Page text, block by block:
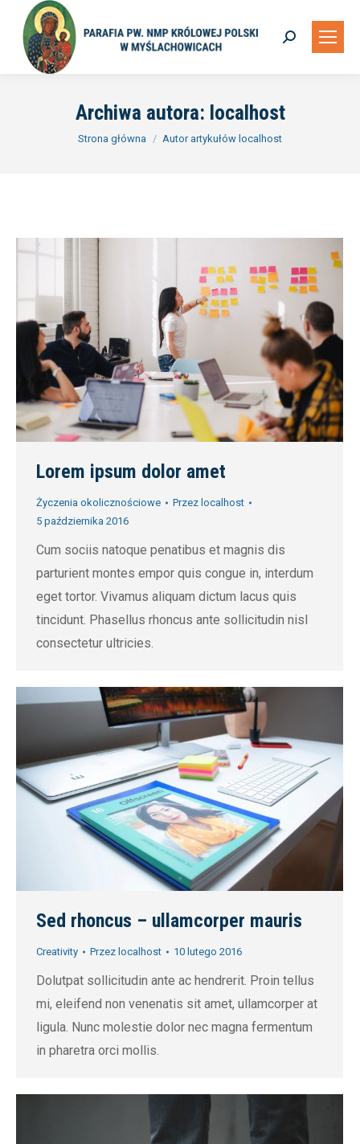
Szukaj:
Archiwa autora: localhost
Jesteś tutaj:
Strona główna Autor artykułów localhost
Lorem ipsum dolor amet
Życzenia okolicznościowe Przez localhost
5 października 2016
Cum sociis natoque penatibus et magnis dis
parturient montes empor quis congue in, interdum
eget tortor. Vivamus aliquam dictum lacus quis
tincidunt. Phasellus rhoncus ante sollicitudin nisl
consectetur ultricies.
Sed rhoncus – ullamcorper mauris
Creativity Przez localhost 10 lutego 2016
Dolutpat sollicitudin ante ac hendrerit. Proin tellus
mi, eleifend non venenatis sit amet, ullamcorper at
ligula. Nunc molestie dolor nec magna fermentum
in pharetra orci mollis.